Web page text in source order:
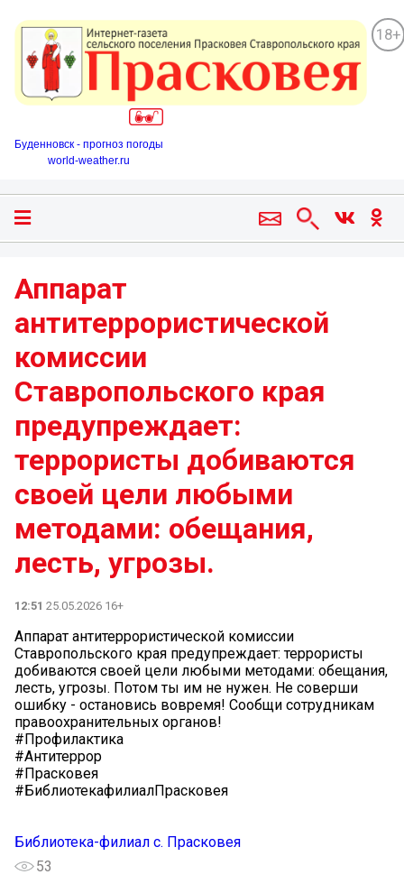
18+
Буденновск - прогноз погоды
world-weather.ru
Аппарат
антитеррористической
комиссии
Ставропольского края
предупреждает:
террористы добиваются
своей цели любыми
методами: обещания,
лесть, угрозы.
12:51 25.05.2026 16+
Аппарат антитеррористической комиссии
Ставропольского края предупреждает: террористы
добиваются своей цели любыми методами: обещания,
лесть, угрозы. Потом ты им не нужен. Не соверши
ошибку - остановись вовремя! Сообщи сотрудникам
правоохранительных органов!
#Профилактика
#Антитеррор
#Прасковея
#БиблиотекафилиалПрасковея
Библиотека-филиал с. Прасковея
53